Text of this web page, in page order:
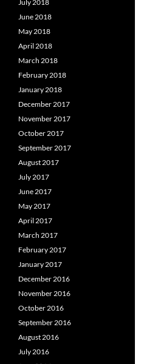
July 2018
June 2018
May 2018
April 2018
March 2018
February 2018
January 2018
December 2017
November 2017
October 2017
September 2017
August 2017
July 2017
June 2017
May 2017
April 2017
March 2017
February 2017
January 2017
December 2016
November 2016
October 2016
September 2016
August 2016
July 2016